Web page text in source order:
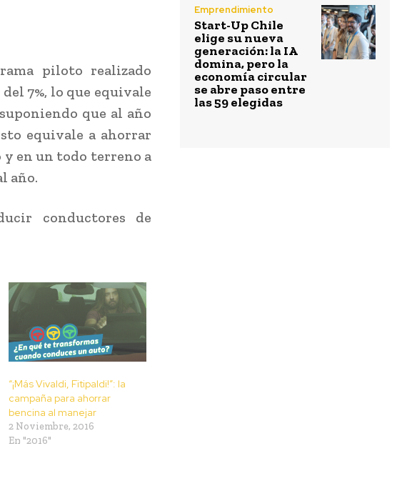
piloto realizado
7%, lo que equivale
que al año
equivale a ahorrar
y en un todo terreno a
año.
conductores de
“¡Más Vivaldi, Fitipaldi!”: la
campaña para ahorrar
bencina al manejar
2 Noviembre, 2016
En "2016"
Emprendimiento
Start-Up Chile
elige su nueva
generación: la IA
domina, pero la
economía circular
se abre paso entre
las 59 elegidas